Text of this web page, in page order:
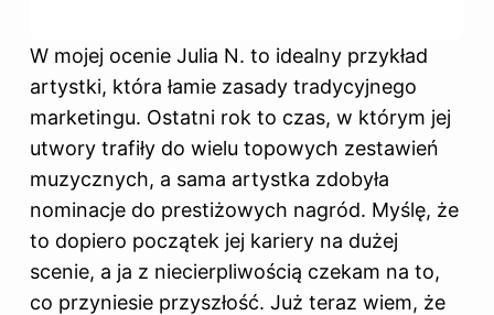
W mojej ocenie Julia N. to idealny przykład
artystki, która łamie zasady tradycyjnego
marketingu. Ostatni rok to czas, w którym jej
utwory trafiły do wielu topowych zestawień
muzycznych, a sama artystka zdobyła
nominacje do prestiżowych nagród. Myślę, że
to dopiero początek jej kariery na dużej
scenie, a ja z niecierpliwością czekam na to,
co przyniesie przyszłość. Już teraz wiem, że